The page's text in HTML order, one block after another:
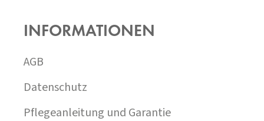
INFORMATIONEN
AGB
Datenschutz
Pflegeanleitung und Garantie